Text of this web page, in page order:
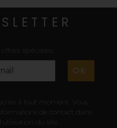
spéciales
à tout moment. Vous
de contact dans
du site.